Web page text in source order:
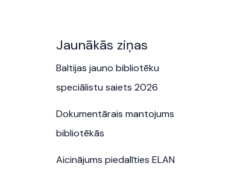
Jaunākās ziņas
Baltijas jauno bibliotēku
speciālistu saiets 2026
Dokumentārais mantojums
bibliotēkās
Aicinājums piedalīties ELAN